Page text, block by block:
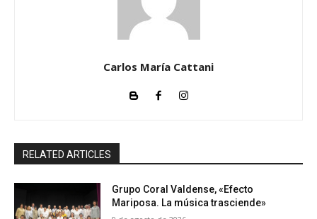
Carlos María Cattani
RELATED ARTICLES
Grupo Coral Valdense, «Efecto
Mariposa. La música trasciende»